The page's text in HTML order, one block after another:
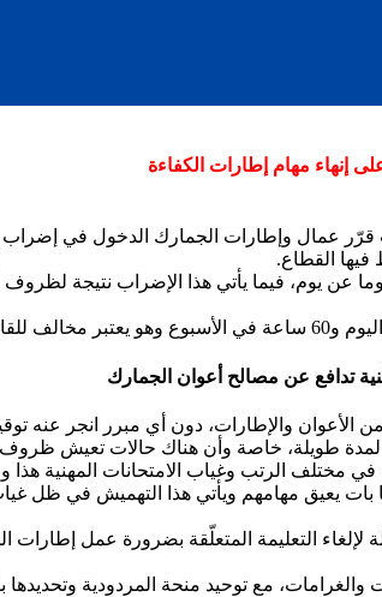
إنهاء مهام إطارات الكفاءة
فيها القطاع.
يوم، فيما يأتي هذا الإضراب نتيجة
تدافع عن مصالح أعوان الجمارك
والإطارات، دون أي مبرر انجر عنه
طويلة، خاصة وأن هناك حالات تعيش ظروف
في مختلف الرتب وغياب الامتحانات المهنية
إلى الحالة المهترئة لحظيرة المركبات والتي أغلبها معطّلة لم يتم تحديدها منذ
وجّه للمدير العام للجمارك “خالدي نور الدين” مدة 10 أيام بصفة عاجلة
منحة المردودية وتحديدها بقيمة 20 ألف دينار كل